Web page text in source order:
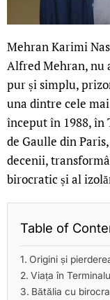
Mehran Karimi
Alfred Mehran, nu
pur și simplu,
una dintre cele
început în 1988,
de Gaulle din
decenii,
birocratic și al
Table of
Origini și
Viața în
Bătălia cu